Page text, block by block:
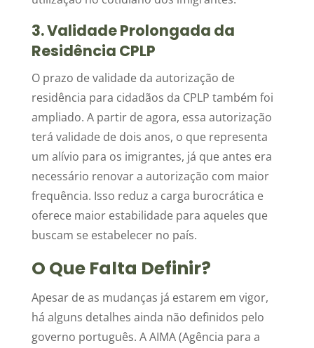
3. Validade Prolongada da
Residência CPLP
O prazo de validade da autorização de
residência para cidadãos da CPLP também foi
ampliado. A partir de agora, essa autorização
terá validade de dois anos, o que representa
um alívio para os imigrantes, já que antes era
necessário renovar a autorização com maior
frequência. Isso reduz a carga burocrática e
oferece maior estabilidade para aqueles que
buscam se estabelecer no país.
O Que Falta Definir?
Apesar de as mudanças já estarem em vigor,
há alguns detalhes ainda não definidos pelo
governo português. A AIMA (Agência para a